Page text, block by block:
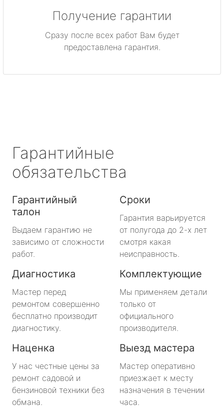
Получение гарантии
Сразу после всех работ Вам будет
предоставлена гарантия.
Гарантийные
обязательства
Гарантийный
талон
Выдаем гарантию не
зависимо от сложности
работ.
Сроки
Гарантия варьируется
от полугода до 2-х лет
смотря какая
неисправность.
Диагностика
Мастер перед
ремонтом совершенно
бесплатно производит
диагностику.
Комплектующие
Мы применяем детали
только от
официального
производителя.
Наценка
У нас честные цены за
ремонт садовой и
бензиновой техники без
обмана.
Выезд мастера
Мастер оперативно
приезжает к месту
назначения в течении
часа.